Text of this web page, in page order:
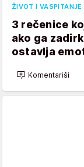
ŽIVOT I VASPITANJE
3 rečenice
ako ga
ostavlja
Komentariši